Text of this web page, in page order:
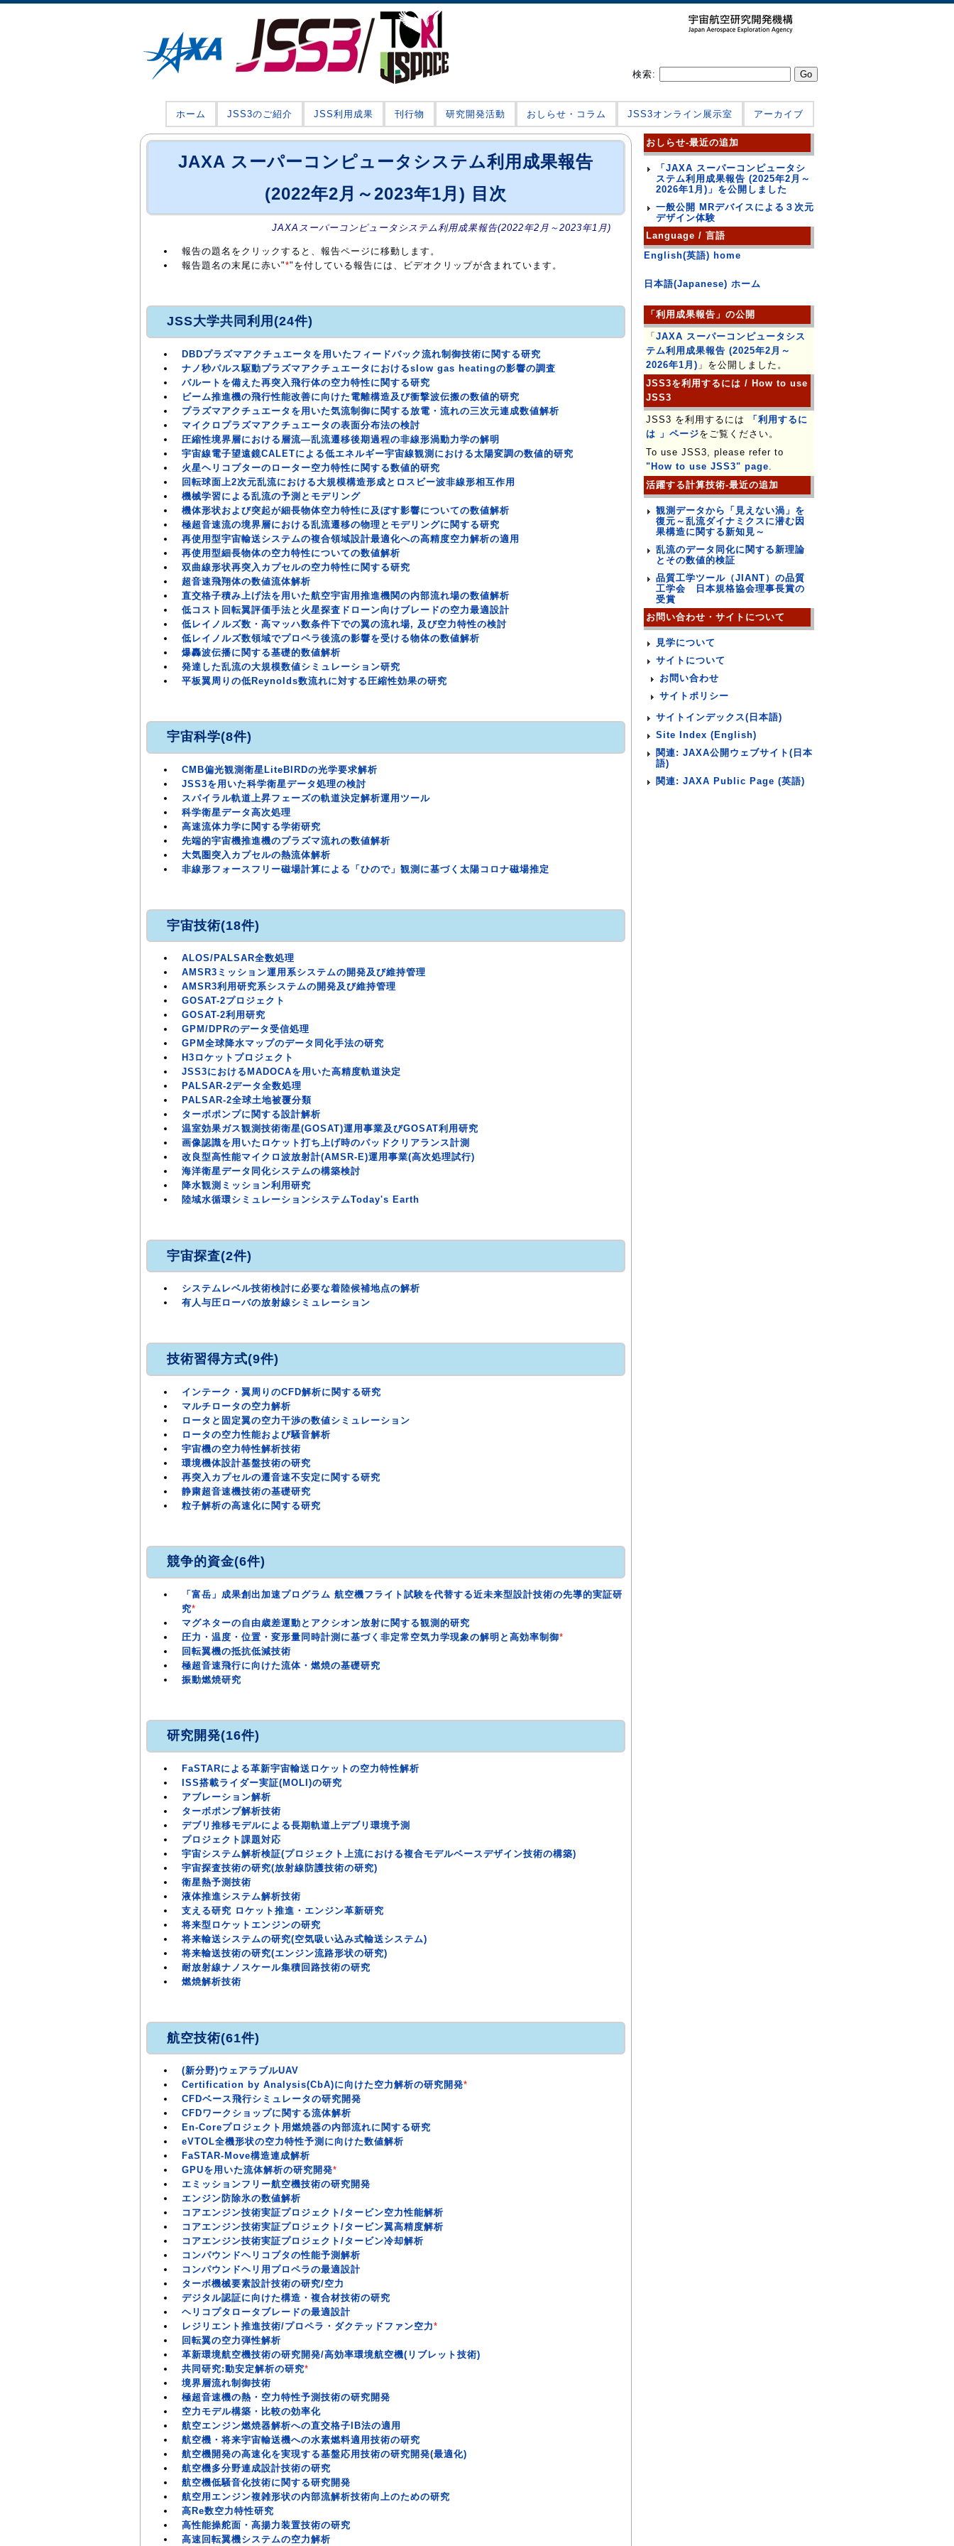
検索:
ホーム JSS3のご紹介 JSS利用成果 刊行物 研究開発活動 おしらせ・コラム JSS3オンライン展示室 アーカイブ
JAXA スーパーコンピュータシステム利用成果報告
(2022年2月～2023年1月) 目次
JAXAスーパーコンピュータシステム利用成果報告(2022年2月～2023年1月)
報告の題名をクリックすると、報告ページに移動します。
報告題名の末尾に赤い"*"を付している報告には、ビデオクリップが含まれています。
JSS大学共同利用(24件)
DBDプラズマアクチュエータを用いたフィードバック流れ制御技術に関する研究
ナノ秒パルス駆動プラズマアクチュエータにおけるslow gas heatingの影響の調査
バルートを備えた再突入飛行体の空力特性に関する研究
ビーム推進機の飛行性能改善に向けた電離構造及び衝撃波伝搬の数値的研究
プラズマアクチュエータを用いた気流制御に関する放電・流れの三次元連成数値解析
マイクロプラズマアクチュエータの表面分布法の検討
圧縮性境界層における層流―乱流遷移後期過程の非線形渦動力学の解明
宇宙線電子望遠鏡CALETによる低エネルギー宇宙線観測における太陽変調の数値的研究
火星ヘリコプターのローター空力特性に関する数値的研究
回転球面上2次元乱流における大規模構造形成とロスビー波非線形相互作用
機械学習による乱流の予測とモデリング
機体形状および突起が細長物体空力特性に及ぼす影響についての数値解析
極超音速流の境界層における乱流遷移の物理とモデリングに関する研究
再使用型宇宙輸送システムの複合領域設計最適化への高精度空力解析の適用
再使用型細長物体の空力特性についての数値解析
双曲線形状再突入カプセルの空力特性に関する研究
超音速飛翔体の数値流体解析
直交格子積み上げ法を用いた航空宇宙用推進機関の内部流れ場の数値解析
低コスト回転翼評価手法と火星探査ドローン向けブレードの空力最適設計
低レイノルズ数・高マッハ数条件下での翼の流れ場, 及び空力特性の検討
低レイノルズ数領域でプロペラ後流の影響を受ける物体の数値解析
爆轟波伝播に関する基礎的数値解析
発達した乱流の大規模数値シミュレーション研究
平板翼周りの低Reynolds数流れに対する圧縮性効果の研究
宇宙科学(8件)
CMB偏光観測衛星LiteBIRDの光学要求解析
JSS3を用いた科学衛星データ処理の検討
スパイラル軌道上昇フェーズの軌道決定解析運用ツール
科学衛星データ高次処理
高速流体力学に関する学術研究
先端的宇宙機推進機のプラズマ流れの数値解析
大気圏突入カプセルの熱流体解析
非線形フォースフリー磁場計算による「ひので」観測に基づく太陽コロナ磁場推定
宇宙技術(18件)
ALOS/PALSAR全数処理
AMSR3ミッション運用系システムの開発及び維持管理
AMSR3利用研究系システムの開発及び維持管理
GOSAT-2プロジェクト
GOSAT-2利用研究
GPM/DPRのデータ受信処理
GPM全球降水マップのデータ同化手法の研究
H3ロケットプロジェクト
JSS3におけるMADOCAを用いた高精度軌道決定
PALSAR-2データ全数処理
PALSAR-2全球土地被覆分類
ターボポンプに関する設計解析
温室効果ガス観測技術衛星(GOSAT)運用事業及びGOSAT利用研究
画像認識を用いたロケット打ち上げ時のパッドクリアランス計測
改良型高性能マイクロ波放射計(AMSR-E)運用事業(高次処理試行)
海洋衛星データ同化システムの構築検討
降水観測ミッション利用研究
陸域水循環シミュレーションシステムToday's Earth
宇宙探査(2件)
システムレベル技術検討に必要な着陸候補地点の解析
有人与圧ローバの放射線シミュレーション
技術習得方式(9件)
インテーク・翼周りのCFD解析に関する研究
マルチロータの空力解析
ロータと固定翼の空力干渉の数値シミュレーション
ロータの空力性能および騒音解析
宇宙機の空力特性解析技術
環境機体設計基盤技術の研究
再突入カプセルの遷音速不安定に関する研究
静粛超音速機技術の基礎研究
粒子解析の高速化に関する研究
競争的資金(6件)
「富岳」成果創出加速プログラム 航空機フライト試験を代替する近未来型設計技術の先導的実証研
究*
マグネターの自由歳差運動とアクシオン放射に関する観測的研究
圧力・温度・位置・変形量同時計測に基づく非定常空気力学現象の解明と高効率制御*
回転翼機の抵抗低減技術
極超音速飛行に向けた流体・燃焼の基礎研究
振動燃焼研究
研究開発(16件)
FaSTARによる革新宇宙輸送ロケットの空力特性解析
ISS搭載ライダー実証(MOLI)の研究
アブレーション解析
ターボポンプ解析技術
デブリ推移モデルによる長期軌道上デブリ環境予測
プロジェクト課題対応
宇宙システム解析検証(プロジェクト上流における複合モデルベースデザイン技術の構築)
宇宙探査技術の研究(放射線防護技術の研究)
衛星熱予測技術
液体推進システム解析技術
支える研究 ロケット推進・エンジン革新研究
将来型ロケットエンジンの研究
将来輸送システムの研究(空気吸い込み式輸送システム)
将来輸送技術の研究(エンジン流路形状の研究)
耐放射線ナノスケール集積回路技術の研究
燃焼解析技術
航空技術(61件)
(新分野)ウェアラブルUAV
Certification by Analysis(CbA)に向けた空力解析の研究開発*
CFDベース飛行シミュレータの研究開発
CFDワークショップに関する流体解析
En-Coreプロジェクト用燃焼器の内部流れに関する研究
eVTOL全機形状の空力特性予測に向けた数値解析
FaSTAR-Move構造連成解析
GPUを用いた流体解析の研究開発*
エミッションフリー航空機技術の研究開発
エンジン防除氷の数値解析
コアエンジン技術実証プロジェクト/タービン空力性能解析
コアエンジン技術実証プロジェクト/タービン翼高精度解析
コアエンジン技術実証プロジェクト/タービン冷却解析
コンパウンドヘリコプタの性能予測解析
コンパウンドヘリ用プロペラの最適設計
ターボ機械要素設計技術の研究/空力
デジタル認証に向けた構造・複合材技術の研究
ヘリコプタロータブレードの最適設計
レジリエント推進技術/プロペラ・ダクテッドファン空力*
回転翼の空力弾性解析
革新環境航空機技術の研究開発/高効率環境航空機(リブレット技術)
共同研究:動安定解析の研究*
境界層流れ制御技術
極超音速機の熱・空力特性予測技術の研究開発
空力モデル構築・比較の効率化
航空エンジン燃焼器解析への直交格子IB法の適用
航空機・将来宇宙輸送機への水素燃料適用技術の研究
航空機開発の高速化を実現する基盤応用技術の研究開発(最適化)
航空機多分野連成設計技術の研究
航空機低騒音化技術に関する研究開発
航空用エンジン複雑形状の内部流解析技術向上のための研究
高Re数空力特性研究
高性能操舵面・高揚力装置技術の研究
高速回転翼機システムの空力解析
おしらせ-最近の追加
「JAXA スーパーコンピュータシ
ステム利用成果報告 (2025年2月～
2026年1月)」を公開しました
一般公開 MRデバイスによる３次元
デザイン体験
Language / 言語
English(英語) home
日本語(Japanese) ホーム
「利用成果報告」の公開
「 JAXA スーパーコンピュータシス
テム利用成果報告 (2025年2月～
2026年1月) 」を公開しました。
JSS3を利用するには / How to use
JSS3
JSS3 を利用するには
「利用するに
は 」ページをご覧ください。
To use JSS3, please refer to
"How to use JSS3" page.
活躍する計算技術-最近の追加
観測データから「見えない渦」を
復元～乱流ダイナミクスに潜む因
果構造に関する新知見～
乱流のデータ同化に関する新理論
とその数値的検証
品質工学ツール（JIANT）の品質
工学会 日本規格協会理事長賞の
受賞
お問い合わせ・サイトについて
見学について
サイトについて
お問い合わせ
サイトポリシー
サイトインデックス(日本語)
Site Index (English)
関連: JAXA公開ウェブサイト(日本
語)
関連: JAXA Public Page (英語)